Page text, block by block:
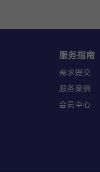
服务指南
需求提交
服务案例
会员中心